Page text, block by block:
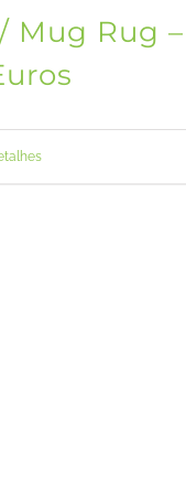
Mug Rug –